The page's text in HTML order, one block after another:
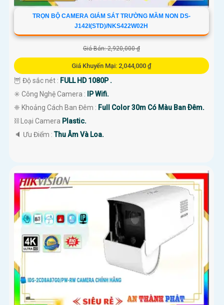
TRỌN BỘ CAMERA GIÁM SÁT TRƯỜNG MẦM NON DS-
J142I(STD)/NKS422W02H
Giá Bán: 2,920,000 ₫
Giá Khuyến Mại: 2,044,000 ₫
🦉 Độ sắc nét : FULL HD 1080P .
✳️ Công Nghệ Camera :
IP Wifi.
❈ Khoảng Cách Ban Đêm : Full Color 30m Có Màu Ban Ðêm.
⛓ Loại Camera Plastic.
️🔈 Ưu Điểm :Thu Âm Và Loa.